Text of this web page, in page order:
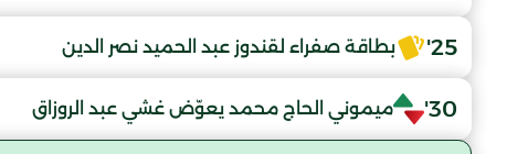
25' بطاقة صفراء لقندوز عبد الحميد نصر الدين
30' ميموني الحاج محمد يعوّض غشي عبد الروزاق